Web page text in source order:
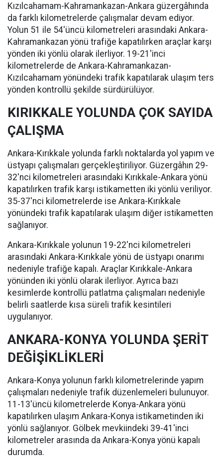
Kızılcahamam-Kahramankazan-Ankara güzergâhında
da farklı kilometrelerde çalışmalar devam ediyor.
Yolun 51 ile 54'üncü kilometreleri arasındaki Ankara-
Kahramankazan yönü trafiğe kapatılırken araçlar karşı
yönden iki yönlü olarak ilerliyor. 19-21'inci
kilometrelerde de Ankara-Kahramankazan-
Kızılcahamam yönündeki trafik kapatılarak ulaşım ters
yönden kontrollü şekilde sürdürülüyor.
KIRIKKALE YOLUNDA ÇOK SAYIDA
ÇALIŞMA
Ankara-Kırıkkale yolunda farklı noktalarda yol yapım ve
üstyapı çalışmaları gerçekleştiriliyor. Güzergâhın 29-
32'nci kilometreleri arasındaki Kırıkkale-Ankara yönü
kapatılırken trafik karşı istikametten iki yönlü veriliyor.
35-37'nci kilometrelerde ise Ankara-Kırıkkale
yönündeki trafik kapatılarak ulaşım diğer istikametten
sağlanıyor.
Ankara-Kırıkkale yolunun 19-22'nci kilometreleri
arasındaki Ankara-Kırıkkale yönü de üstyapı onarımı
nedeniyle trafiğe kapalı. Araçlar Kırıkkale-Ankara
yönünden iki yönlü olarak ilerliyor. Ayrıca bazı
kesimlerde kontrollü patlatma çalışmaları nedeniyle
belirli saatlerde kısa süreli trafik kesintileri
uygulanıyor.
ANKARA-KONYA YOLUNDA ŞERİT
DEĞİŞİKLİKLERİ
Ankara-Konya yolunun farklı kilometrelerinde yapım
çalışmaları nedeniyle trafik düzenlemeleri bulunuyor.
11-13'üncü kilometrelerde Konya-Ankara yönü
kapatılırken ulaşım Ankara-Konya istikametinden iki
yönlü sağlanıyor. Gölbek mevkiindeki 39-41'inci
kilometreler arasında da Ankara-Konya yönü kapalı
durumda.